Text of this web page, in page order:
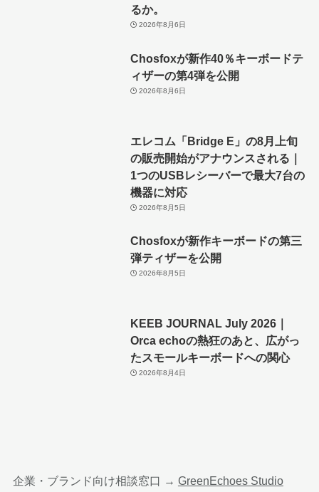
るか。
2026年8月6日
Chosfoxが新作40％キーボードテ
ィザーの第4弾を公開
2026年8月6日
エレコム「Bridge E」の8月上旬
の販売開始がアナウンスされる｜
1つのUSBレシーバーで最大7台の
機器に対応
2026年8月5日
Chosfoxが新作キーボードの第三
弾ティザーを公開
2026年8月5日
KEEB JOURNAL July 2026｜
Orca echoの熱狂のあと、広がっ
たスモールキーボードへの関心
2026年8月4日
企業・ブランド向け相談窓口 → GreenEchoes Studio